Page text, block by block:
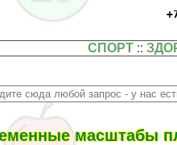
СПОРТ ::
масштабы